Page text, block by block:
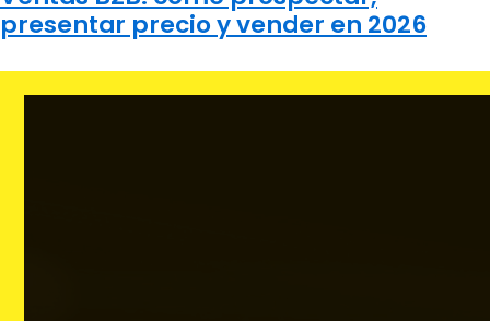
presentar precio y vender en 2026